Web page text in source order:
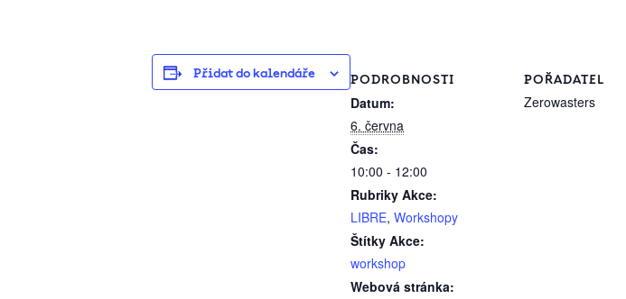
Přidat do kalendáře PODROBNOSTI
Datum:
6. června
Čas:
10:00 - 12:00
Rubriky Akce:
LIBRE, Workshopy
Štítky Akce:
workshop
Webová stránka:
POŘADATEL
Zerowasters